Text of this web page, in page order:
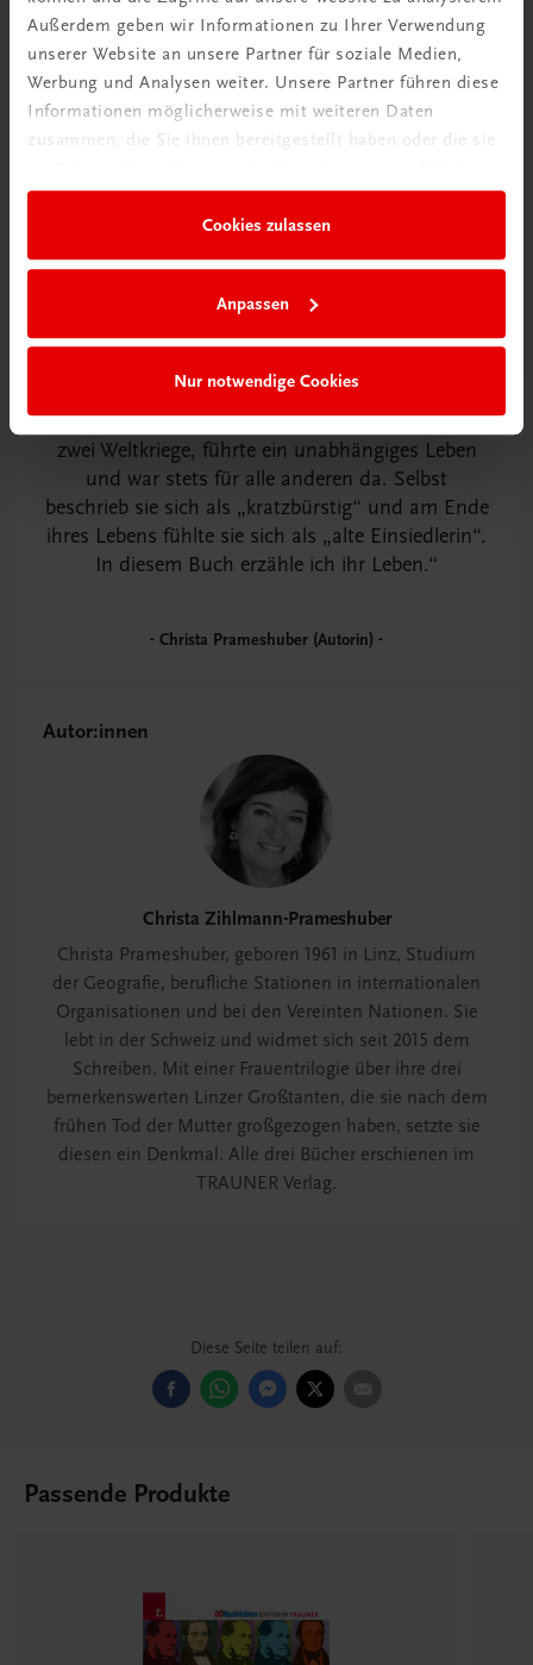
Außerdem geben wir Informationen zu Ihrer Verwendung
unserer Website an unsere Partner für soziale Medien,
Werbung und Analysen weiter. Unsere Partner führen diese
Informationen möglicherweise mit weiteren Daten
zusammen, die Sie ihnen bereitgestellt haben oder die sie
Cookies zulassen
Anpassen
Nur notwendige Cookies
konnte ich das Leben meiner couragierten
Großtante rekonstruieren. Sie er- und überlebte
zwei Weltkriege, führte ein unabhängiges Leben
und war stets für alle anderen da. Selbst
beschrieb sie sich als „kratzbürstig“ und am Ende
ihres Lebens fühlte sie sich als „alte Einsiedlerin“.
In diesem Buch erzähle ich ihr Leben.
Christa Prameshuber (Autorin)
Autor:innen
Christa Zihlmann-Prameshuber
Christa Prameshuber, geboren 1961 in Linz, Studium
der Geografie, berufliche Stationen in internationalen
Organisationen und bei den Vereinten Nationen. Sie
lebt in der Schweiz und widmet sich seit 2015 dem
Schreiben. Mit einer Frauentrilogie über ihre drei
bemerkenswerten Linzer Großtanten, die sie nach dem
frühen Tod der Mutter großgezogen haben, setzte sie
diesen ein Denkmal. Alle drei Bücher erschienen im
TRAUNER Verlag.
Diese Seite teilen auf:
Passende Produkte